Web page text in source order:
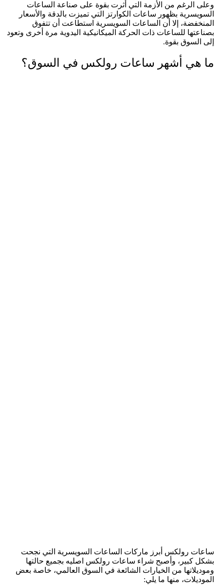
وعلى الرغم من الأزمة التي أثرت بقوة على صناعة الساعات
السويسرية بظهور ساعات الكوارتز التي تميزت بالدقة والأسعار
المنخفضة، إلا أن الساعات السويسرية استطاعت أن تتفوق
بصناعتها للساعات ذات الحركة الميكانيكية اليدوية مرة أخرى وتعود
إلى السوق بقوة.
ما هي أشهر ساعات رولكس في السوق؟
ساعات رولكس أبرز ماركات الساعات السويسرية التي نجحت
بشكل كبير، وأصبح شراء ساعات رولكس اصليه بجميع حالتها
وموديلاتها من الخيارات الشائعة في السوق العالمي، خاصة بعض
الموديلات، منها ما يلي: